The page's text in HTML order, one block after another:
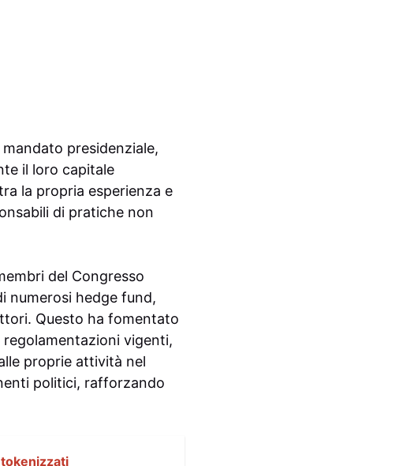
presidenziale,
il loro capitale
la propria esperienza e
di pratiche non
del Congresso
numerosi hedge fund,
Questo ha fomentato
vigenti,
proprie attività nel
politici, rafforzando